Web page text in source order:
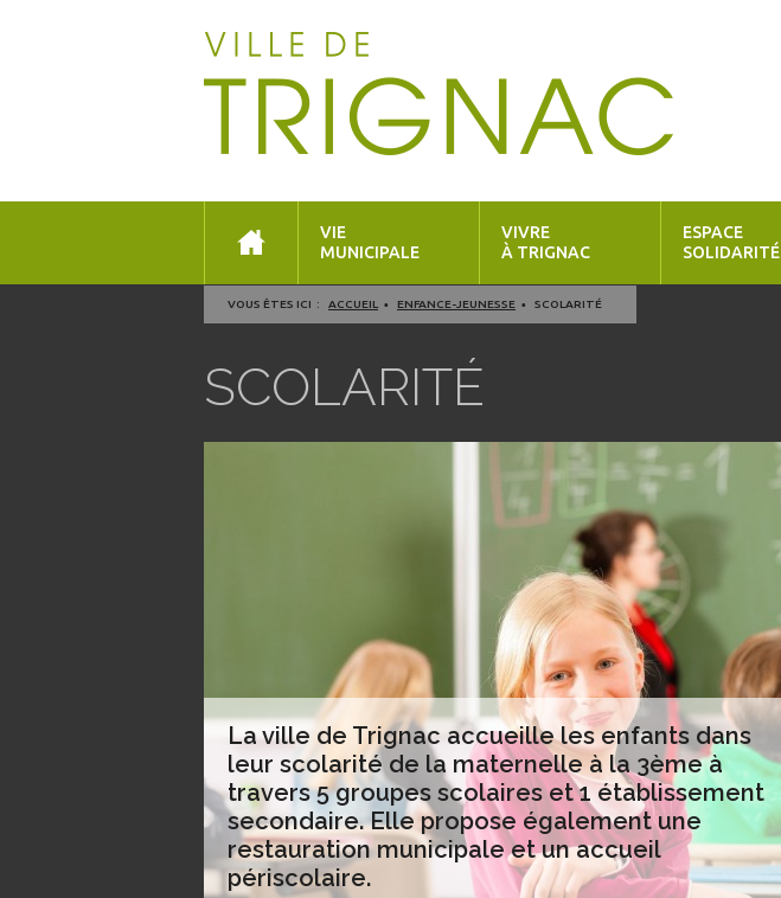
VIE
MUNICIPALE
VIVRE
À TRIGNAC
ESPACE
SOLIDARITÉ
VOUS ÊTES ICI : ACCUEIL ENFANCE-JEUNESSE SCOLARITÉ
SCOLARITÉ
La ville de Trignac accueille les enfants dans
leur scolarité de la maternelle à la 3ème à
travers 5 groupes scolaires et 1 établissement
secondaire. Elle propose également une
restauration municipale et un accueil
périscolaire.